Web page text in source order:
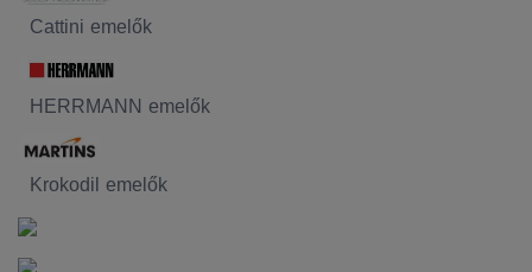
Cattini emelők
HERRMANN emelők
Krokodil emelők